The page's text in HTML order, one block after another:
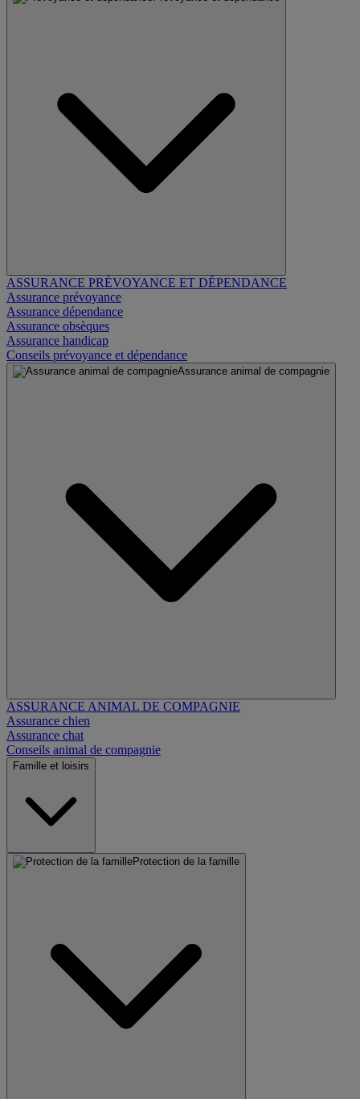
ASSURANCE PRÉVOYANCE ET DÉPENDANCE
Assurance prévoyance
Assurance dépendance
Assurance obsèques
Assurance handicap
Conseils prévoyance et dépendance
Assurance animal de compagnie
ASSURANCE ANIMAL DE COMPAGNIE
Assurance chien
Assurance chat
Conseils animal de compagnie
Famille et loisirs
Protection de la famille